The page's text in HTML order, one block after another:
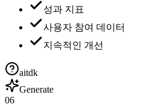
성과 지표
사용자 참여 데이터
지속적인 개선
aitdk
Generate
06